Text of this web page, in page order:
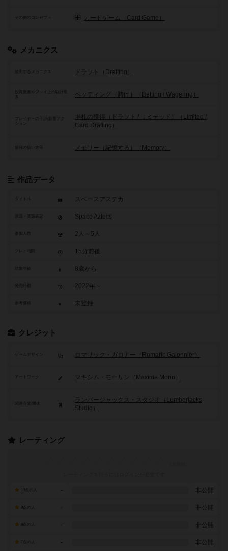
その他のコンセプト カードゲーム（Card Game）
メカニクス
頻出するメカニクス ドラフト（Drafting）
投資要素やプレイ上の駆け引
き
ベッティング（賭け）（Betting / Wagering）
プレイヤーの干渉/影響アク
場札の獲得（ドラフト / リミテッド）（Limited /
Card Drafting）
メモリー（記憶する）（Memory）
作品データ
タイトル スペースアステカ
Space Aztecs
参加人数 2人～5人
15分前後
8歳から
2022年～
参考価格 未登録
クレジット
ゲームデザイン ロマリック・ガロナー（Romaric Galonnier）
アートワーク マキシム・モーリン（Maxime Morin）
ランバージャックス・スタジオ（Lumberjacks
Studio）
レーティング
- 非公開
- 非公開
- 非公開
7点の人 - 非公開